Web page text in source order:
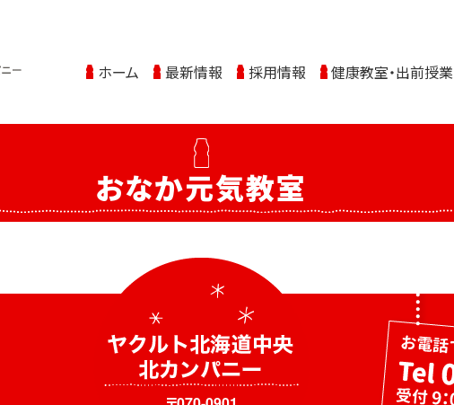
ホーム 最新情報 採用情報 健康教室・出前授業
おなか元気教室